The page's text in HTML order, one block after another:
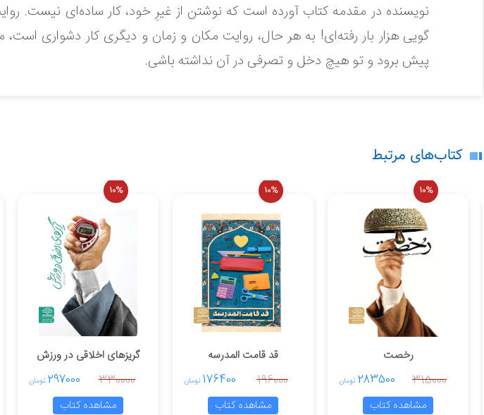
نویسنده در مقدمه کتاب آورده است که نوشتن از غیرِ خود، کار ساده‌ای نیست.
گویی هزار بار رفته‌ای! به هر حال، روایت مکان و زمان و دیگری کار دشواری
پیش برود و تو هیچ دخل و تصرفی در آن نداشته باشی.
در حال حاضر هیچ نظری برای این محصول وجود ندارد.
لطفاً انتقادات و پیشنهادات خود را ارسال نمایید.
کتاب‌های مرتبط
10%
رخصت
283500 تومان 315000
مشاهده کتاب
10%
قد قامت المدرسه
176400 تومان 196000
مشاهده کتاب
10%
گریزهای اخلاقی در ورزش
297000 تومان 330000
مشاهده کتاب